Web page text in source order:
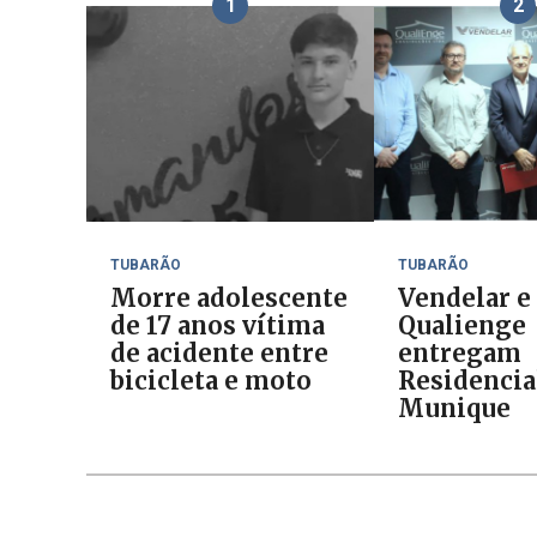
1
TUBARÃO
Morre adolescente
de 17 anos vítima
de acidente entre
bicicleta e moto
2
TUBARÃO
Vendelar e
Qualienge
entregam
Munique